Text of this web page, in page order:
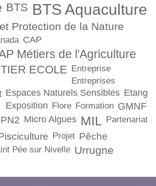
BTS BTS Aquaculture
Protection de la Nature
CAP
Métiers de l'Agriculture
ECOLE Entreprise
Entreprises
Espaces Naturels Sensibles Etang
Exposition Flore Formation GMNF
Micro Algues MIL Partenariat
Projet Pêche
Pée sur Nivelle Urrugne